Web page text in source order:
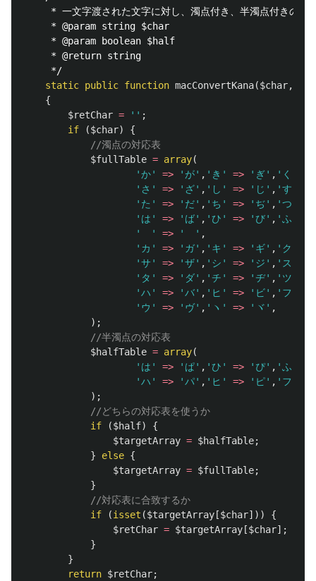
* 一文字渡された文字に対し、濁点付き、半濁点付きの文
     * @param string $char
     * @param boolean $half
     * @return string
     */
static public function macConvertKana($char,
{
$retChar = '' ;
if
($char)
{
//濁点の対応表
$fullTable = array(
'か'
=> 'が' , 'き' => 'ぎ' , 'く'
'さ'
=> 'ざ' , 'し' => 'じ' , 'す'
'た'
=> 'だ' , 'ち' => 'ぢ' , 'つ'
'は'
=> 'ば' , 'ひ' => 'び' , 'ふ'
'ゝ'
=> 'ゞ' ,
'カ'
=> 'ガ' , 'キ' => 'ギ' , 'ク'
'サ'
=> 'ザ' , 'シ' => 'ジ' , 'ス'
'タ'
=> 'ダ' , 'チ' => 'ヂ' , 'ツ'
'ハ'
=> 'バ' , 'ヒ' => 'ビ' , 'フ'
'ウ'
=> 'ヴ' , 'ヽ' => 'ヾ' ,
);
//半濁点の対応表
$halfTable = array(
'は'
=> 'ぱ' , 'ひ' => 'ぴ' , 'ふ'
'ハ'
=> 'パ' , 'ヒ' => 'ピ' , 'フ'
);
//どちらの対応表を使うか
if
($half)
{
$targetArray = $halfTable;
}
else {
$targetArray = $fullTable;
}
//対応表に合致するか
if
(isset ($targetArray [$char]))
{
$retChar = $targetArray [$char];
}
}
return $retChar;